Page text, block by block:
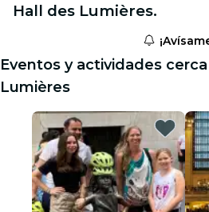
Hall des Lumières.
Eventos y actividades
Lumières